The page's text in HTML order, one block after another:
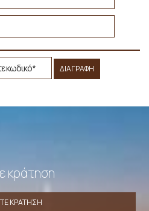
ΔΙΑΓΡΑΦΉ
κράτηση
ΚΡΆΤΗΣΗ